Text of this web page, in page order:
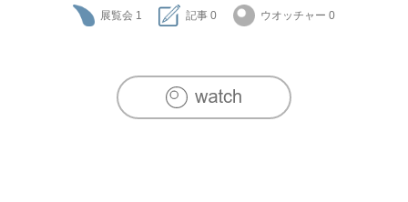
展覧会 1 記事 0 ウオッチャー 0